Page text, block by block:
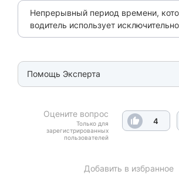
Непрерывный период времени,
водитель использует
Помощь Эксперта
Оцените вопрос
Только для
зарегистрированных
пользователей
4
Добавить в избранное